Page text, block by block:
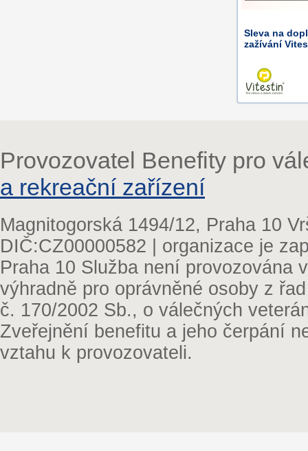
Sleva na
zažívání
Provozovatel Benefity pro
a rekreační zařízení
Magnitogorská 1494/12, Praha 10
DIČ:CZ00000582 | organizace je
Praha 10 Služba není provozována
výhradně pro oprávněné osoby z
č. 170/2002 Sb., o válečných
Zveřejnění benefitu a jeho čerpání
vztahu k provozovateli.